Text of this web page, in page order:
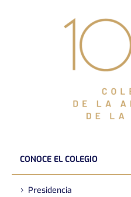
CONOCE EL COLEGIO
Presidencia